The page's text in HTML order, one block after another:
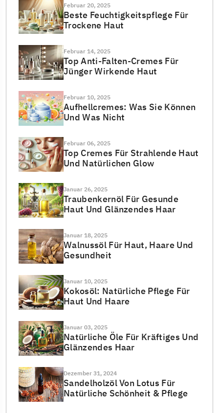
Februar 20, 2025
Beste Feuchtigkeitspflege Für
Trockene Haut
Februar 14, 2025
Top Anti-Falten-Cremes Für
Jünger Wirkende Haut
Februar 10, 2025
Aufhellcremes: Was Sie Können
Und Was Nicht
Februar 06, 2025
Top Cremes Für Strahlende Haut
Und Natürlichen Glow
Januar 26, 2025
Traubenkernöl Für Gesunde
Haut Und Glänzendes Haar
Januar 18, 2025
Walnussöl Für Haut, Haare Und
Gesundheit
Januar 10, 2025
Kokosöl: Natürliche Pflege Für
Haut Und Haare
Januar 03, 2025
Natürliche Öle Für Kräftiges Und
Glänzendes Haar
Dezember 31, 2024
Sandelholzöl Von Lotus Für
Natürliche Schönheit & Pflege